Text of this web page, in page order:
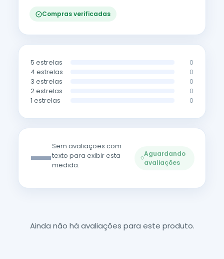
Compras verificadas
5 estrelas 0
4 estrelas 0
3 estrelas 0
2 estrelas 0
1 estrelas 0
—Sem avaliações com
texto para exibir esta
medida.
Aguardando
avaliações
Ainda não há avaliações para este produto.